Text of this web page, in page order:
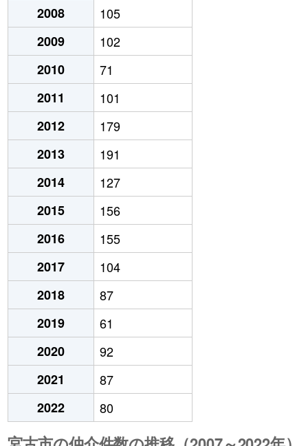
2008
105
2009
102
2010
71
2011
101
2012
179
2013
191
2014
127
2015
156
2016
155
2017
104
2018
87
2019
61
2020
92
2021
87
2022
80